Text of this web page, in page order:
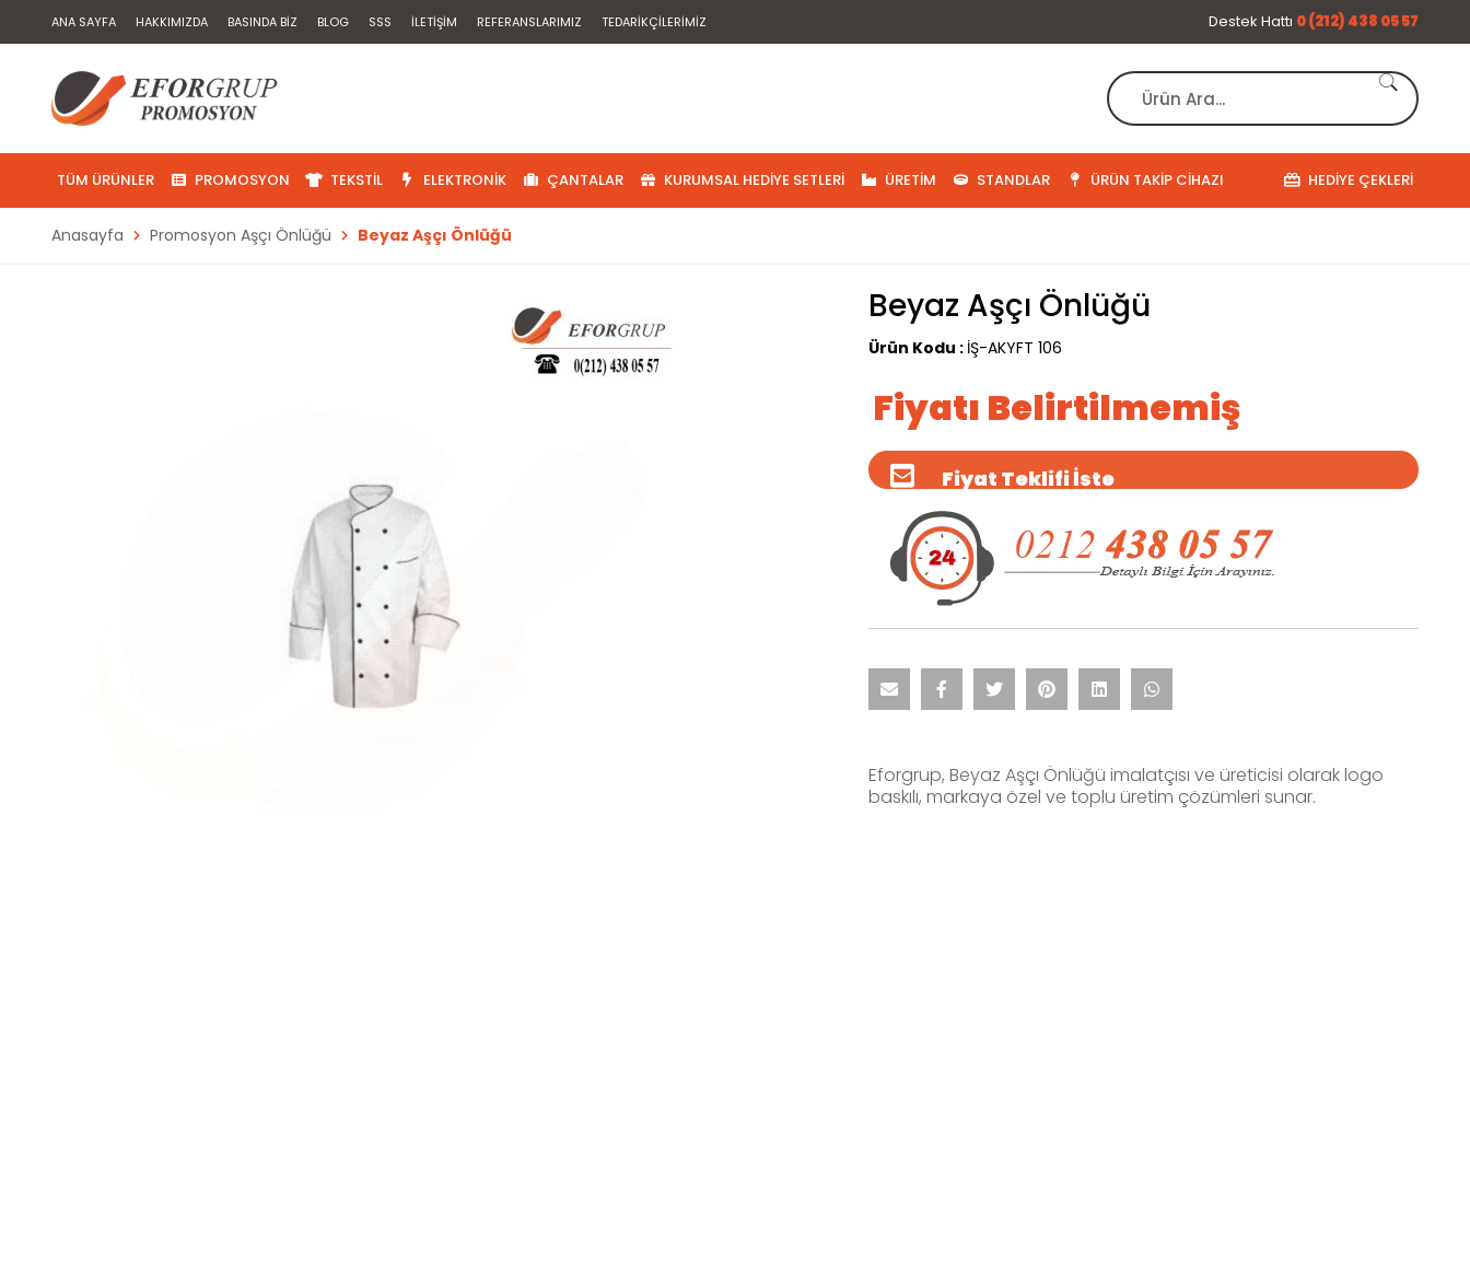
ANA SAYFA HAKKIMIZDA BASINDA BIZ BLOG SSS İLETIŞIM REFERANSLARIMIZ TEDARIKÇILERIMIZ Destek Hattı 0 (212) 438 05 57
TÜM ÜRÜNLER PROMOSYON TEKSTIL ELEKTRONIK ÇANTALAR KURUMSAL HEDIYE SETLERI ÜRETIM HEDIYE ÇEKLERI
STANDLAR ÜRÜN TAKIP CIHAZI
Anasayfa Promosyon Aşçı Önlüğü Beyaz Aşçı Önlüğü
Beyaz Aşçı Önlüğü
Ürün Kodu : İŞ-AKYFT 106
Fiyatı Belirtilmemiş
Fiyat Teklifi İste
Eforgrup, Beyaz Aşçı Önlüğü imalatçısı ve üreticisi olarak logo
baskılı, markaya özel ve toplu üretim çözümleri sunar.